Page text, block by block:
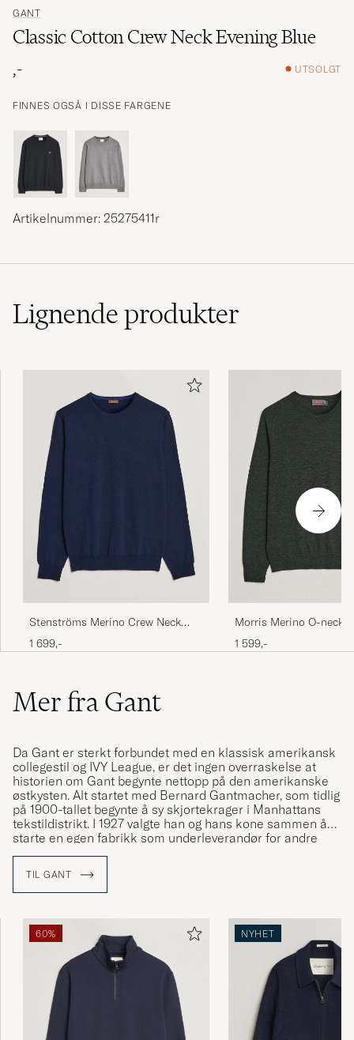
GANT
Classic Cotton Crew Neck Evening Blue
,-
UTSOLGT
FINNES OGSÅ I DISSE FARGENE
Artikelnummer: 25275411r
Lignendeprodukter
Stenströms Merino Crew Neck
Navy
1 699,-
Morris Merino O-neck
Melange
1 599,-
Mer fra Gant
Da Gant er sterkt forbundet med en klassisk amerikansk
collegestil og IVY League, er det ingen overraskelse at
historien om Gant begynte nettopp på den amerikanske
østkysten. Alt startet med Bernard Gantmacher, som tidlig
på 1900-tallet begynte å sy skjortekrager i Manhattans
tekstildistrikt. I 1927 valgte han og hans kone sammen å
starte en egen fabrikk som underleverandør for andre
varemerker. Skjortene de produserte for andre, ble svært
med sine sønner, varemerket Gant.
samme måte som preppy stilen preges av GANT. Helt fra
lanseringen har Gant vært med og definert den klassiske,
amerikanske collegestilen med klassiske plagg som
button down-skjorten, den kakifargede chinosen og
rugbygenseren.
TIL GANT
60% NYHET